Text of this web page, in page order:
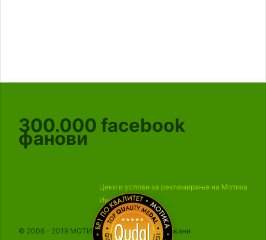
300.000 facebook
фанови
Цени и услови за рекламирање на Мотика
Импресум
© 2006 - 2019 МОТИКА, Сите права се задржани